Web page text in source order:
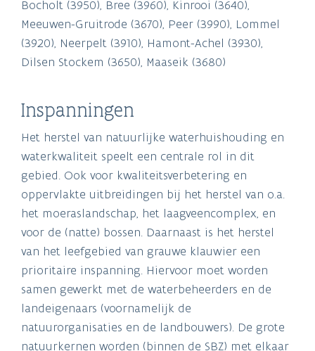
Bocholt (3950), Bree (3960), Kinrooi (3640),
Meeuwen-Gruitrode (3670), Peer (3990), Lommel
(3920), Neerpelt (3910), Hamont-Achel (3930),
Dilsen Stockem (3650), Maaseik (3680)
Inspanningen
Het herstel van natuurlijke waterhuishouding en
waterkwaliteit speelt een centrale rol in dit
gebied. Ook voor kwaliteitsverbetering en
oppervlakte uitbreidingen bij het herstel van o.a.
het moeraslandschap, het laagveencomplex, en
voor de (natte) bossen. Daarnaast is het herstel
van het leefgebied van grauwe klauwier een
prioritaire inspanning. Hiervoor moet worden
samen gewerkt met de waterbeheerders en de
landeigenaars (voornamelijk de
natuurorganisaties en de landbouwers). De grote
natuurkernen worden (binnen de SBZ) met elkaar